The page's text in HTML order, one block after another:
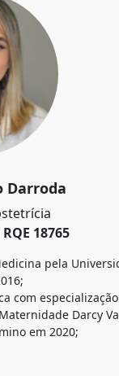
Darroda
18765
pela
com
Darcy
em 2020;